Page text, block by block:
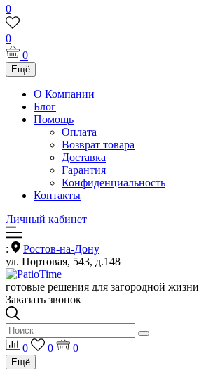
0
0
0
Ещё
О Компании
Блог
Помощь
Оплата
Возврат товара
Доставка
Гарантия
Конфиденциальность
Контакты
Личный кабинет
:
Ростов-на-Дону
ул. Портовая, 543, д.148
готовые решения для загородной жизни
Заказать звонок
0 0 0
Ещё